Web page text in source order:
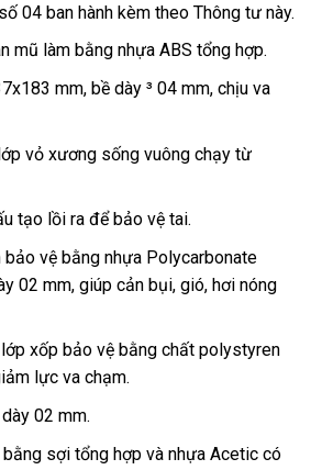
04 ban hành kèm theo Thông tư này.
mũ làm bằng nhựa ABS tổng hợp.
mm, bề dày ³ 04 mm, chịu va
vỏ xương sống vuông chạy từ
tạo lồi ra để bảo vệ tai.
vệ bằng nhựa Polycarbonate
02 mm, giúp cản bụi, gió, hơi nóng
xốp bảo vệ bằng chất polystyren
lực va chạm.
02 mm.
sợi tổng hợp và nhựa Acetic có